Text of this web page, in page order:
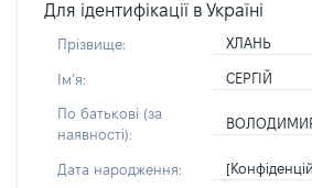
Для ідентифікації в Україні
Прізвище: ХЛАНЬ
Імʼя: СЕРГІЙ
По батькові (за
наявності):
Дата народження: